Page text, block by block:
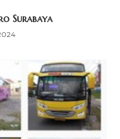
Surabaya